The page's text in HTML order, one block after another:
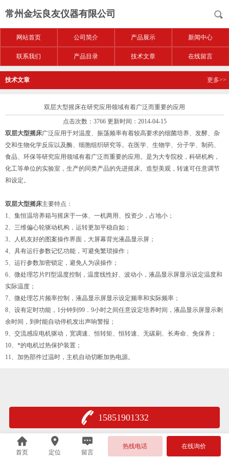
常州金坛良友仪器有限公司
网站首页 公司简介 产品展示 新闻中心
联系我们 产品目录 技术文章 在线留言
技术文章 更多>>
双层大型摇床在研究应用领域有着广泛而重要的应用
点击次数：3766 更新时间：2014-04-15
双层大型摇床广泛应用于对温度、振荡频率有着较高要求的细菌培养、发酵、杂
交和生物化学反应以及酶、细胞组织研究等。在医学、生物学、分子学、制药、
食品、环保等研究应用领域有着广泛而重要的应用。是为大专院校，科研机构，
化工等单位的实验室，生产的同类产品的先进摇床。造型美观，转速可任意调节
和设定。
双层大型摇床主要特点：
1、集恒温培养箱与摇床于一体、一机两用、投资少，占地小；
2、三维偏心轮驱动机构，运转更加平稳自如；
3、人机友好的图案操作界面，大屏幕背光液晶显示屏；
4、具有运行参数记忆功能，可避免繁琐操作；
5、运行参数加密锁定，避免人为误操作；
6、微处理芯片PI型温度控制，温度线性好、波动小，液晶显示屏显示设定温度和
实际温度；
7、微处理芯片频率控制，液晶显示屏显示设定频率和实际频率；
8、设有定时功能，1分钟到99．9小时之间任意设定培养时间，液晶显示屏显示剩
余时间，到时能自动停机发出声响警报；
9、交流感应电机驱动，宽调速、恒转矩、恒转速、无碳刷、长寿命、免保养；
10、*的电机过热保护装置；
11、加热部件过温时，主机自动切断加热电源。
15851901332
首页 定位 留言
热线电话 在线询价